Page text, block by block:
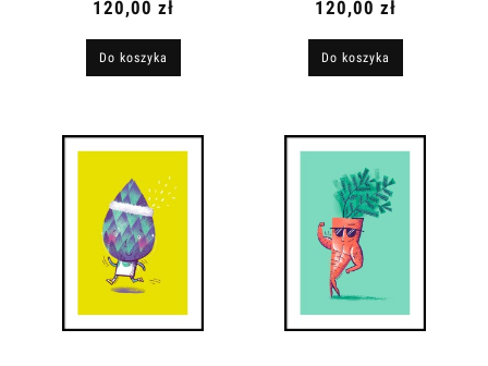
120,00 zł
Do koszyka
120,00 zł
Do koszyka